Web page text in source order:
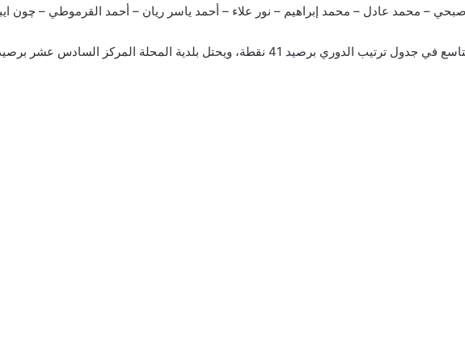
– محمد عادل – محمد إبراهيم – نور علاء – أحمد ياسر ريان – أحمد القرموطي – چون
41 نقطة، ويحتل بلدية المحلة المركز السادس عشر برصيد 24 نقطة.